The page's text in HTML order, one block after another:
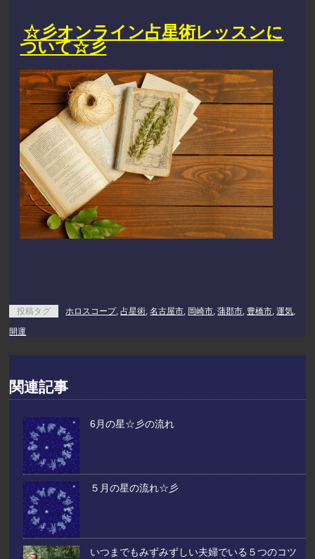
☆彡オンライン占星術レッスンに
ついて☆彡
投稿タグ ホロスコープ,占星術 ,名古屋市 岡崎市 ,蒲郡市 豊橋市 ,運気
開運
関連記事
6月の星☆彡の流れ
５月の星の流れ☆彡
いつまでもみずみずしい夫婦でいる５つのコツ